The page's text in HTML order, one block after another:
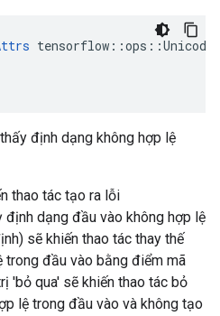
định dạng không hợp lệ
thao tác tạo ra lỗi
dạng đầu vào không hợp lệ
sẽ khiến thao tác thay thế
trong đầu vào bằng điểm mã
'bỏ qua' sẽ khiến thao tác bỏ
lệ trong đầu vào và không tạo